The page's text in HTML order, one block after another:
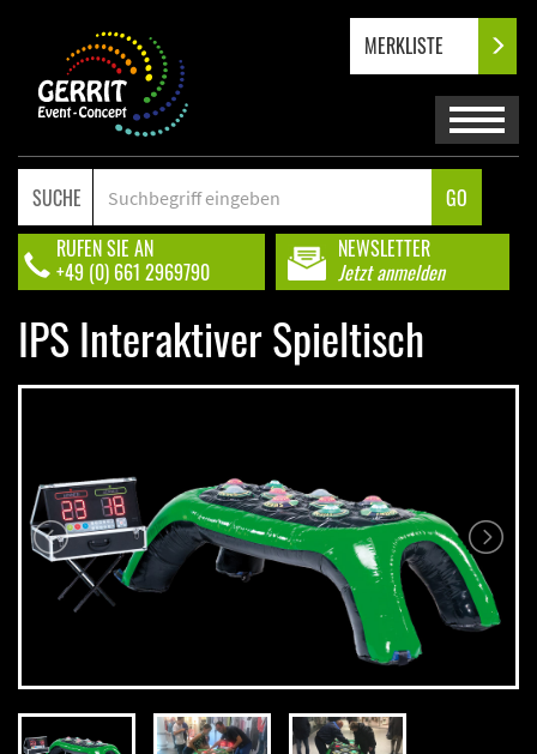
MERKLISTE
SUCHE
GO
RUFEN SIE AN
+49 (0) 661 2969790
NEWSLETTER
Jetzt anmelden
IPS Interaktiver Spieltisch